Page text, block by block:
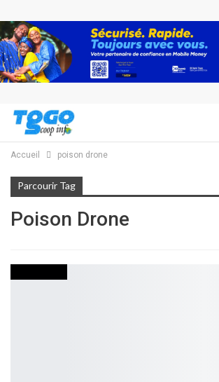
Accueil poison drone
Parcourir Tag
Poison Drone